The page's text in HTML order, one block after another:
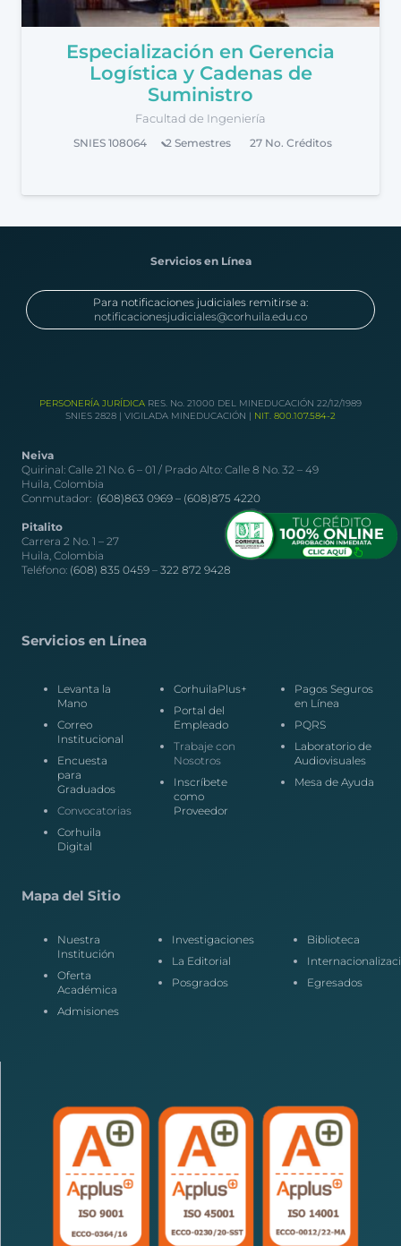
Especialización en Gerencia
Logística y Cadenas de
Suministro
Facultad de Ingeniería
SNIES108064 2Semestres 27No. Créditos
Servicios en Línea
Para notificaciones judiciales remitirse a:
notificacionesjudiciales@corhuila.edu.co
PERSONERÍA JURÍDICA RES. No. 21000 DEL MINEDUCACIÓN 22/12/1989
SNIES 2828 | VIGILADA MINEDUCACIÓN | NIT. 800.107.584-2
Neiva
Quirinal: Calle 21 No. 6 – 01 / Prado Alto: Calle 8 No. 32 – 49
Huila, Colombia
Conmutador: (608)863 0969 – (608)875 4220
Pitalito
Carrera 2 No. 1 – 27
Huila, Colombia
Teléfono: (608) 835 0459 – 322 872 9428
Servicios en Línea
Levanta la
Mano
Correo
Institucional
Encuesta
para
Graduados
Convocatorias
Corhuila
Digital
CorhuilaPlus+
Portal del
Empleado
Trabaje con
Nosotros
Inscríbete
como
Proveedor
Pagos Seguros
en Línea
PQRS
Laboratorio de
Audiovisuales
Mesa de Ayuda
Mapa del Sitio
Nuestra
Institución
Oferta
Académica
Admisiones
Investigaciones
La Editorial
Posgrados
Biblioteca
Egresados